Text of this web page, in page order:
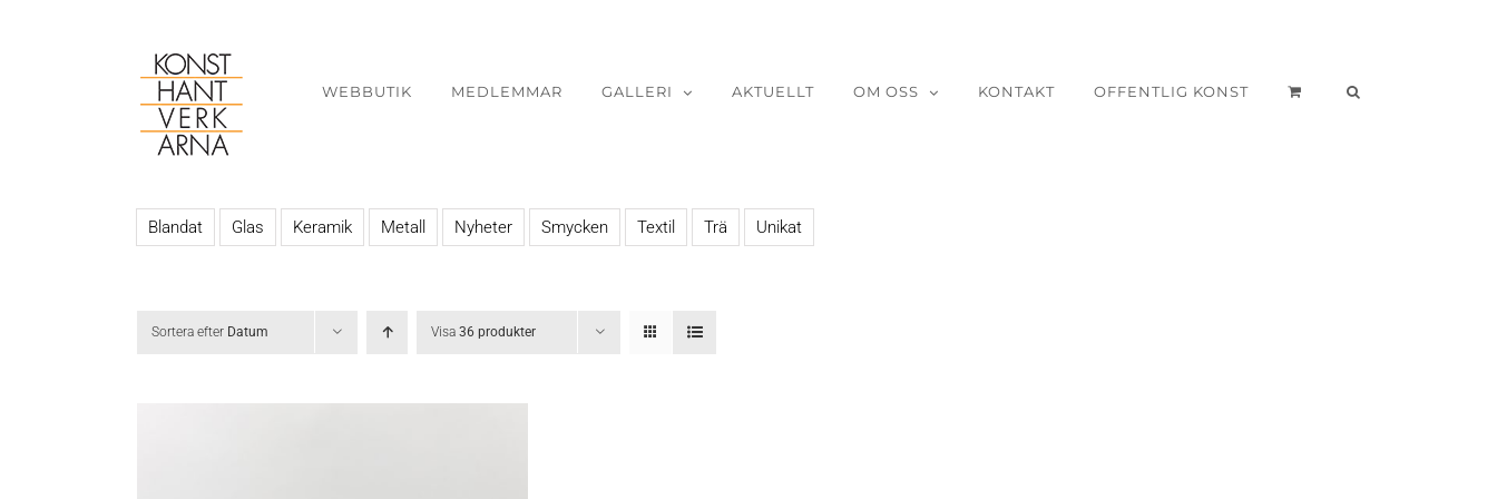
WEBBUTIK MEDLEMMAR GALLERI AKTUELLT OM OSS KONTAKT OFFENTLIG KONST
Blandat Glas Keramik Metall Nyheter Smycken Textil Trä Unikat
Sortera efter Datum Visa 36 produkter